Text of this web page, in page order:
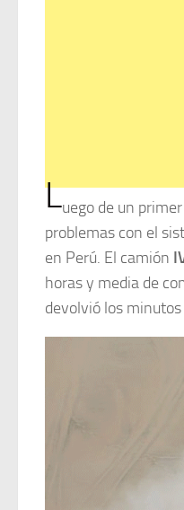
Luego de un
problemas con el
en Perú. El camión
horas y media de
devolvió los